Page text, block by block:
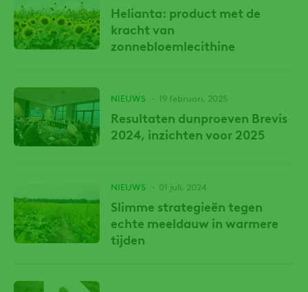
Helianta: product met de
kracht van
zonnebloemlecithine
NIEUWS 19 februari, 2025
Resultaten dunproeven Brevis
2024, inzichten voor 2025
NIEUWS 01 juli, 2024
Slimme strategieën tegen
echte meeldauw in warmere
tijden